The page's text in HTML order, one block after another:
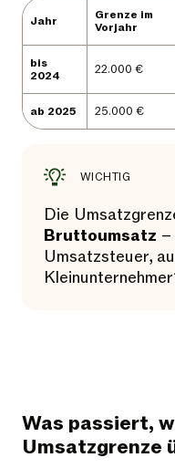
Jahr
Grenze im
Vorjahr
bis
2024
22.000 €
ab 2025 25.000 €
WICHTIG
Die
Bruttoumsatz –
Umsatzsteuer,
Was passiert,
Umsatzgrenze